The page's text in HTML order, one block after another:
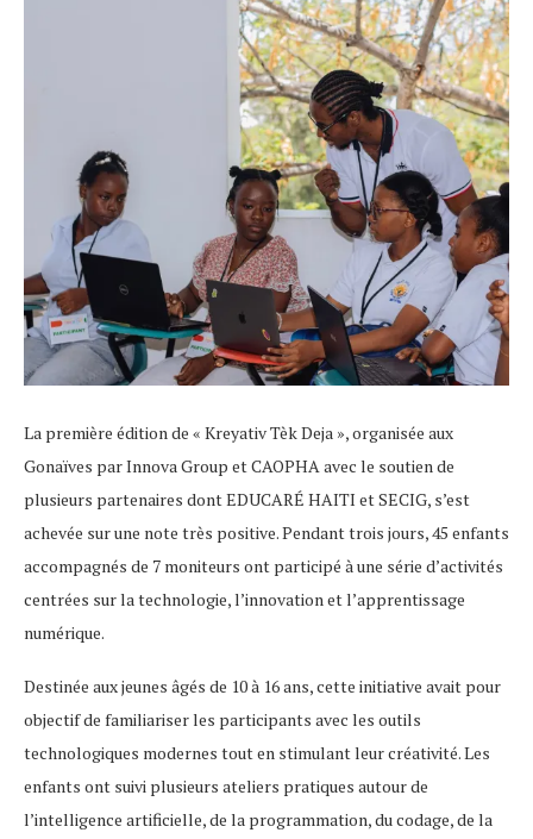
La première édition de « Kreyativ Tèk Deja », organisée aux
Gonaïves par Innova Group et CAOPHA avec le soutien de
plusieurs partenaires dont EDUCARÉ HAITI et SECIG, s’est
achevée sur une note très positive. Pendant trois jours, 45 enfants
accompagnés de 7 moniteurs ont participé à une série d’activités
centrées sur la technologie, l’innovation et l’apprentissage
numérique.
Destinée aux jeunes âgés de 10 à 16 ans, cette initiative avait pour
objectif de familiariser les participants avec les outils
technologiques modernes tout en stimulant leur créativité. Les
enfants ont suivi plusieurs ateliers pratiques autour de
l’intelligence artificielle, de la programmation, du codage, de la